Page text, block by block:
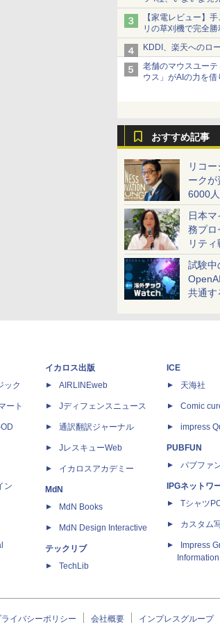
【家電レビュー】
リの草刈機で完全
KDDI、楽天へのロ
老舗のマウスユー
ウス」がAIの力を
化、Windows 10/
る。復活記念で
おすすめ記事
リコ
ークが
6000
かした
日本
務プロ
リテ
が
試験
共通す
ック
ート
ン
イカロス出版
AIRLINEweb
Jディフェンスニュース
通訳翻訳ジャーナル
JレスキューWeb
イカロスアカデミー
MdN
MdN Books
MdN Design Interactive
テックリブ
TechLib
ICE
天海社
Comic
impress
PUBFUN
パブファ
IPGネットワ
Tシャツ
カスタム
Impress
Information
ライバシーポリシー 会社概要 インプレスグループ